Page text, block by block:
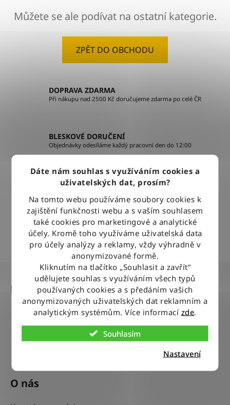
Dáte nám souhlas s využíváním cookies a
uživatelských dat, prosím?
Na tomto webu používáme soubory cookies k
zajištění funkčnosti webu a s vaším souhlasem
také cookies pro marketingové a analytické
účely. Kromě toho využíváme uživatelská data
pro účely analýzy a reklamy, vždy výhradně v
anonymizované formě.
Kliknutím na tlačítko „Souhlasit a zavřít“
udělujete souhlas s využíváním všech typů
používaných cookies a s předáním vašich
anonymizovaných uživatelských dat reklamním a
analytickým systémům. Více informací zde.
Souhlasím
Nastavení
Můžete se ale podívat na ostatní kategorie.
ZPĚT DO OBCHODU
DOPRAVA ZDARMA
Při nákupu nad 2500 Kč doručujeme zdarma po celé ČR
BLESKOVÉ DORUČENÍ
Objednávky odesíláme každý pracovní den do 12:00
100% ZBOŽÍ SKLADEM
VÝMĚNA ZBOŽÍ ZDARMA
Nevyhovující zboží zdarma vyměníme do 14 dnů od jeho
doručení
Kontakt
info@wranglerstore.cz
+420 318 523 333
O nás